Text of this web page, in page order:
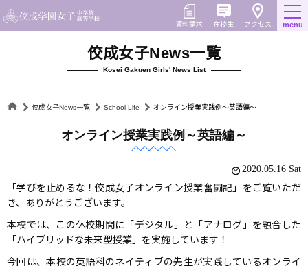
to
content
アクセス
在校生
資料請求 menu
佼成女子News一覧
Kosei Gakuen Girls' News List
佼成女子News一覧 School Life オンライン授業実践例～英語編～
オンライン授業実践例～英語編～
2020.05.16 Sat
「学びを止めるな！佼成女子オンライン授業奮闘記」をご覧いただ
き、ありがとうございます。
本校では、この休校期間に「デジタル」と「アナログ」を融合した
「ハイブリッドな未来型授業」を実施しています！
今回は、本校の英語科のネイティブの先生が実践しているオンライ